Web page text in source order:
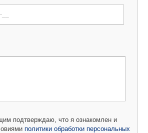
подтверждаю, что я ознакомлен и
политики обработки персональных